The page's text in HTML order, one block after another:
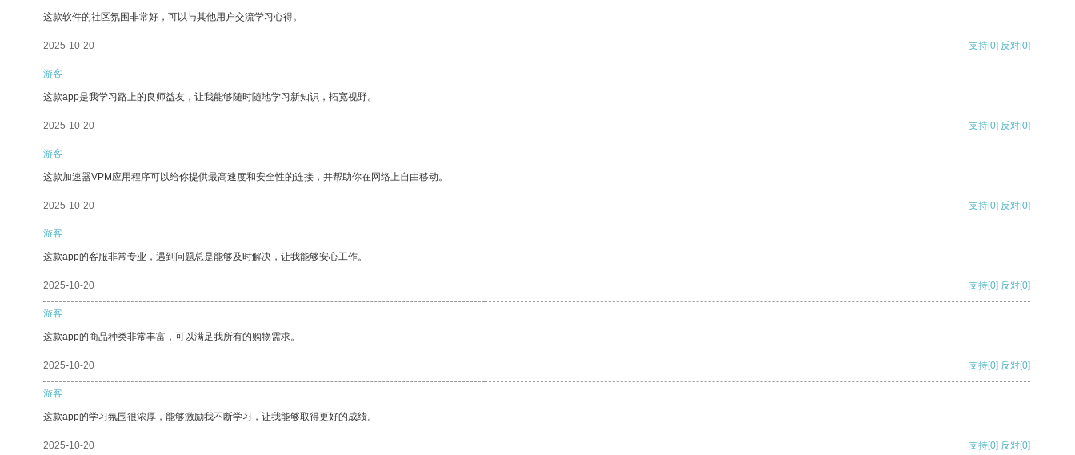
这款软件的社区氛围非常好，可以与其他用户交流学习心得。
2025-10-20 支持[0] 反对[0]
游客
这款app是我学习路上的良师益友，让我能够随时随地学习新知识，拓宽视野。
2025-10-20 支持[0] 反对[0]
游客
这款加速器VPM应用程序可以给你提供最高速度和安全性的连接，并帮助你在网络上自由移动。
2025-10-20 支持[0] 反对[0]
游客
这款app的客服非常专业，遇到问题总是能够及时解决，让我能够安心工作。
2025-10-20 支持[0] 反对[0]
游客
这款app的商品种类非常丰富，可以满足我所有的购物需求。
2025-10-20 支持[0] 反对[0]
游客
这款app的学习氛围很浓厚，能够激励我不断学习，让我能够取得更好的成绩。
2025-10-20 支持[0] 反对[0]